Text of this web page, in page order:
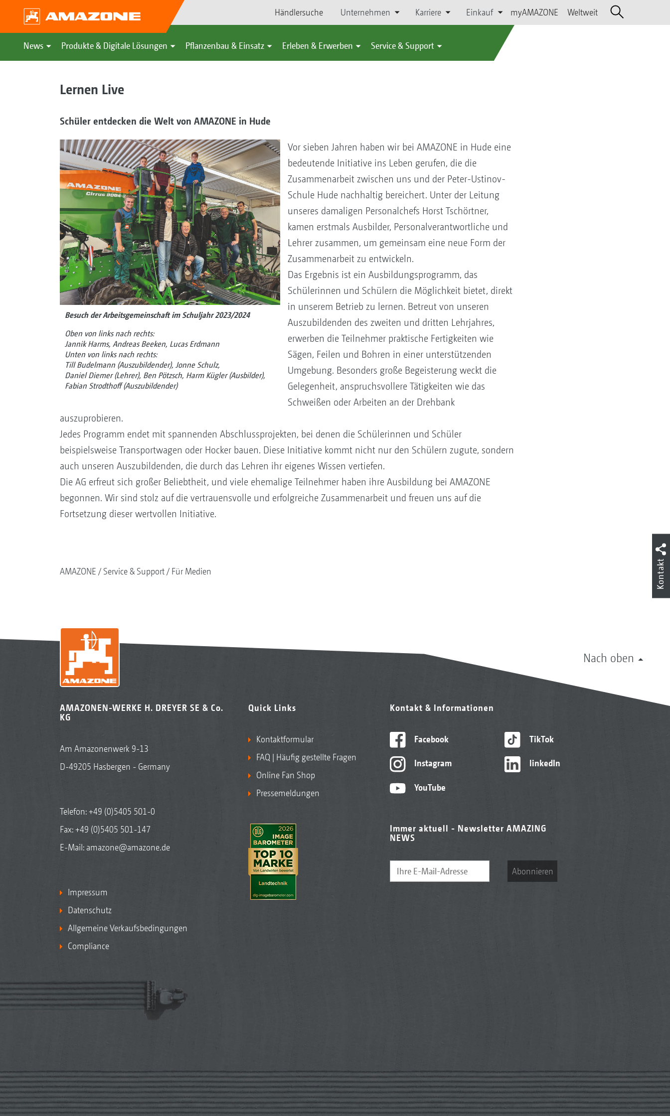
Händlersuche Unternehmen Karriere Einkauf myAMAZONE Weltweit
News Produkte & Digitale Lösungen Pflanzenbau & Einsatz Erleben & Erwerben Service & Support
Lernen Live
Schüler entdecken die Welt von AMAZONE in Hude
Besuch der Arbeitsgemeinschaft im Schuljahr 2023/2024
Oben von links nach rechts:
Jannik Harms, Andreas Beeken, Lucas Erdmann
Unten von links nach rechts:
Till Budelmann (Auszubildender), Jonne Schulz,
Daniel Diemer (Lehrer), Ben Pötzsch, Harm Kügler (Ausbilder),
Fabian Strodthoff (Auszubildender)
Vor sieben Jahren haben wir bei AMAZONE in Hude eine
bedeutende Initiative ins Leben gerufen, die die
Zusammenarbeit zwischen uns und der Peter-Ustinov-
Schule Hude nachhaltig bereichert. Unter der Leitung
unseres damaligen Personalchefs Horst Tschörtner,
kamen erstmals Ausbilder, Personalverantwortliche und
Lehrer zusammen, um gemeinsam eine neue Form der
Zusammenarbeit zu entwickeln.
Das Ergebnis ist ein Ausbildungsprogramm, das
Schülerinnen und Schülern die Möglichkeit bietet, direkt
in unserem Betrieb zu lernen. Betreut von unseren
Auszubildenden des zweiten und dritten Lehrjahres,
erwerben die Teilnehmer praktische Fertigkeiten wie
Sägen, Feilen und Bohren in einer unterstützenden
Umgebung. Besonders große Begeisterung weckt die
Gelegenheit, anspruchsvollere Tätigkeiten wie das
Schweißen oder Arbeiten an der Drehbank
auszuprobieren.
Jedes Programm endet mit spannenden Abschlussprojekten, bei denen die Schülerinnen und Schüler
beispielsweise Transportwagen oder Hocker bauen. Diese Initiative kommt nicht nur den Schülern zugute, sondern
auch unseren Auszubildenden, die durch das Lehren ihr eigenes Wissen vertiefen.
Die AG erfreut sich großer Beliebtheit, und viele ehemalige Teilnehmer haben ihre Ausbildung bei AMAZONE
begonnen. Wir sind stolz auf die vertrauensvolle und erfolgreiche Zusammenarbeit und freuen uns auf die
Fortsetzung dieser wertvollen Initiative.
AMAZONE Service & Support Für Medien
Nach oben
AMAZONEN-WERKE H. DREYER SE & Co.
KG
Am Amazonenwerk 9-13
D-49205 Hasbergen - Germany
Telefon:+49 (0)5405 501-0
Fax: +49 (0)5405 501-147
E-Mail: amazone@amazone.de
Impressum
Datenschutz
Allgemeine Verkaufsbedingungen
Compliance
Quick Links
Kontaktformular
FAQ | Häufig gestellte Fragen
Online Fan Shop
Pressemeldungen
Kontakt & Informationen
Facebook
Instagram
YouTube
TikTok
linkedIn
Immer aktuell - Newsletter AMAZING
NEWS
Abonnieren
Kontakt